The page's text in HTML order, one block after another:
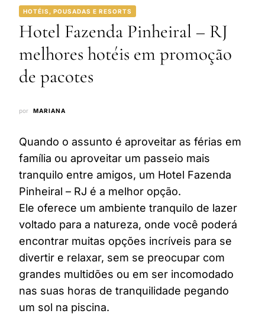
HOTÉIS, POUSADAS E RESORTS
Hotel Fazenda Pinheiral – RJ
melhores hotéis em promoção
de pacotes
por MARIANA
Quando o assunto é aproveitar as férias em
família ou aproveitar um passeio mais
tranquilo entre amigos, um Hotel Fazenda
Pinheiral – RJ é a melhor opção.
Ele oferece um ambiente tranquilo de lazer
voltado para a natureza, onde você poderá
encontrar muitas opções incríveis para se
divertir e relaxar, sem se preocupar com
grandes multidões ou em ser incomodado
nas suas horas de tranquilidade pegando
um sol na piscina.